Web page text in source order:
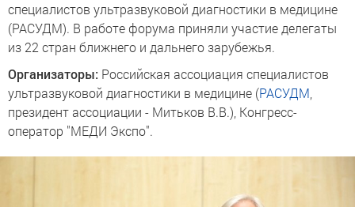
специалистов ультразвуковой диагностики в медицине
(РАСУДМ). В работе форума приняли участие делегаты
из 22 стран ближнего и дальнего зарубежья.
Организаторы: Российская ассоциация специалистов
ультразвуковой диагностики в медицине (РАСУДМ
президент ассоциации - Митьков В.В.), Конгресс-
оператор "МЕДИ Экспо".